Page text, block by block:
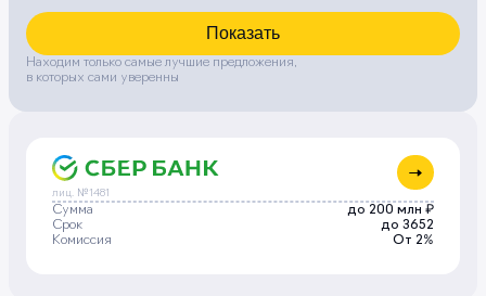
Показать
Находим только самые лучшие предложения,
в которых сами уверенны
лиц. №1481
Сумма
до 200 млн ₽
Срок
до 3652
Комиссия
От 2%